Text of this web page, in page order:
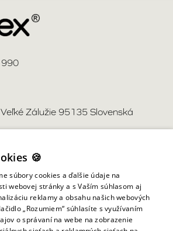
Zálužie 95135 Slovenská
🍪
súbory cookies a ďalšie údaje na
webovej stránky a s Vaším súhlasom aj
reklamy a obsahu našich webových
„Rozumiem“ súhlasíte s využívaním
o správaní na webe na zobrazenie